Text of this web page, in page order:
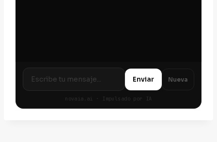
Enviar Nueva
novaia.ai · Impulsado por IA